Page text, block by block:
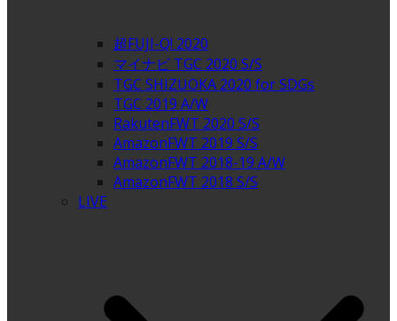
超FUJI-Q! 2020
マイナビ TGC 2020 S/S
TGC SHIZUOKA 2020 for SDGs
TGC 2019 A/W
RakutenFWT 2020 S/S
AmazonFWT 2019 S/S
AmazonFWT 2018-19 A/W
AmazonFWT 2018 S/S
LIVE